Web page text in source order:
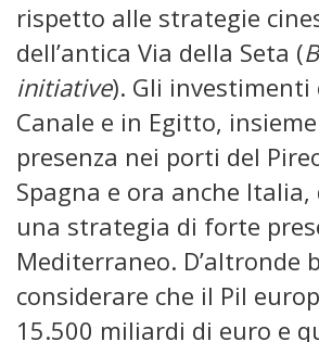
rispetto alle strategie
dell’antica Via della Seta (
initiative). Gli investimenti
Canale e in Egitto,
presenza nei porti del
Spagna e ora anche
una strategia di forte
Mediterraneo. D’altronde
considerare che il Pil
15.500 miliardi di euro e